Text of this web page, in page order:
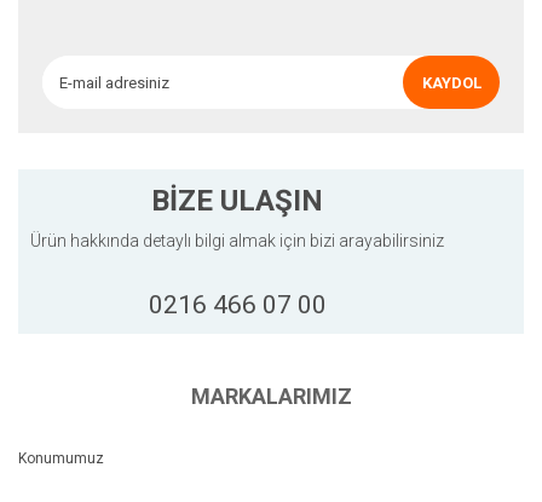
KAYDOL
BİZE ULAŞIN
Ürün hakkında detaylı bilgi almak için bizi arayabilirsiniz
0216 466 07 00
MARKALARIMIZ
Konumumuz